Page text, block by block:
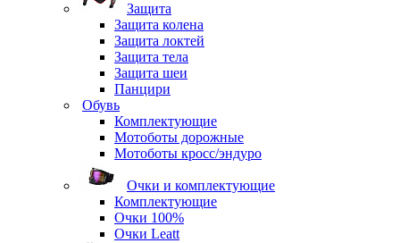
Защита
Защита колена
Защита локтей
Защита тела
Защита шеи
Панцири
Обувь
Комплектующие
Мотоботы дорожные
Мотоботы кросс/эндуро
Очки и комплектующие
Комплектующие
Очки 100%
Очки Leatt